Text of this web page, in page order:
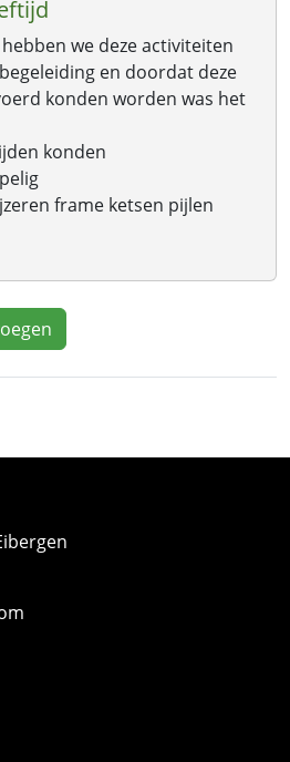
we deze activiteiten
en doordat deze
konden worden was het
konden
frame ketsen pijlen